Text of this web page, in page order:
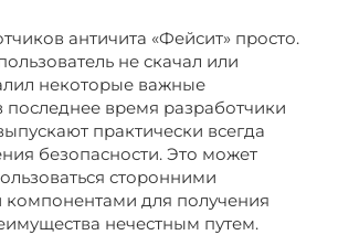
античита «Фейсит» просто.
не скачал или
некоторые важные
последнее время разработчики
практически всегда
безопасности. Это может
сторонними
для получения
нечестным путем.